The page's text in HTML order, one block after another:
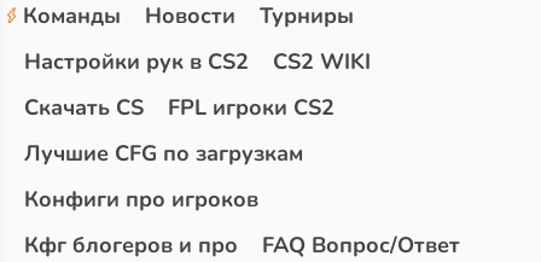
Команды Новости
Турниры
Настройки рук в CS2
CS2 WIKI
Скачать CS
FPL игроки CS2
Лучшие CFG по загрузкам
Конфиги про игроков
Кфг блогеров и про
FAQ Вопрос/Ответ